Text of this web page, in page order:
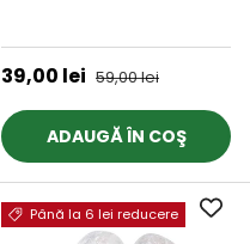
Claritate
Preț de vânzare
39,00 lei Preț obișnuit
59,00 lei
ADAUGĂ ÎN COŞ
Până la 6 lei reducere